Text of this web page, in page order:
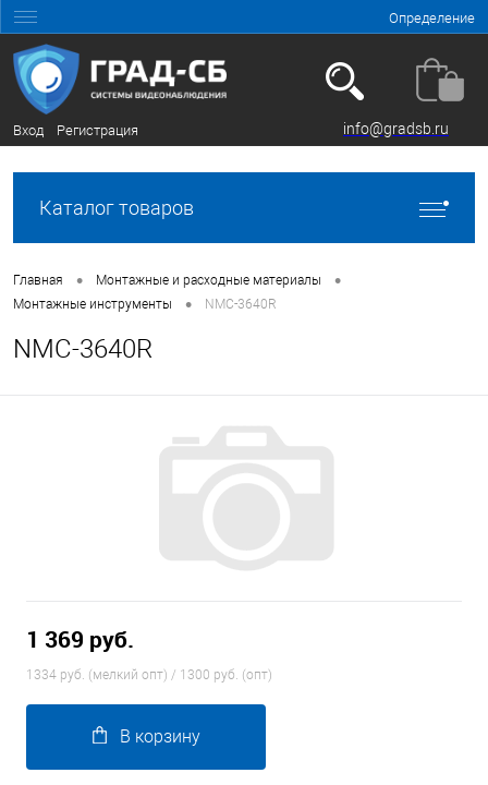
Определение
Вход Регистрация info@gradsb.ru
Каталог товаров
Главная • Монтажные и расходные материалы •
Монтажные инструменты • NMC-3640R
NMC-3640R
1 369 руб.
1334 руб. (мелкий опт) / 1300 руб. (опт)
В корзину